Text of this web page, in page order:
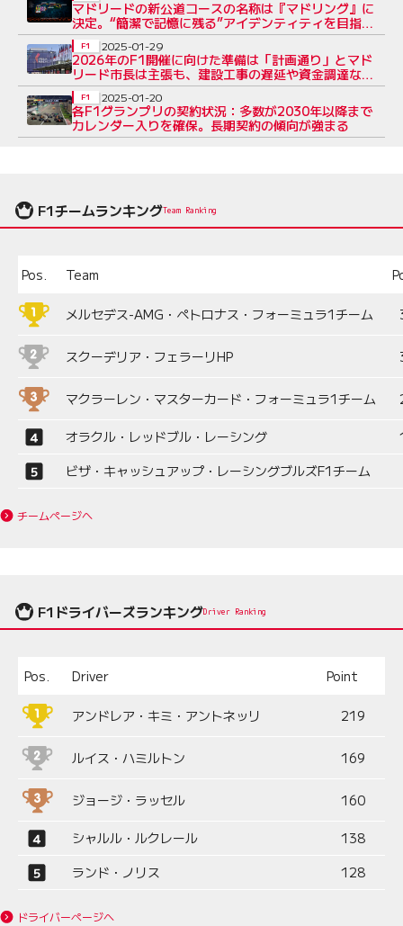
マドリードの新公道コースの名称は『マドリング』に
決定。“簡潔で記憶に残る”アイデンティティを目指し
て命名
2026年のF1開催に向けた準備は「計画通り」とマド
リード市長は主張も、建設工事の遅延や資金調達など
の問題が生じる
F1 2025-01-29
各F1グランプリの契約状況：多数が2030年以降まで
カレンダー入りを確保。長期契約の傾向が強まる
F1 2025-01-20
F1チームランキングTeam Ranking
Pos. Team
メルセデス-AMG・ペトロナス・フォーミュラ1チーム
スクーデリア・フェラーリHP
マクラーレン・マスターカード・フォーミュラ1チーム
オラクル・レッドブル・レーシング
ビザ・キャッシュアップ・レーシングブルズF1チーム
チームページへ
F1ドライバーズランキングDriver Ranking
Pos. Driver Point
アンドレア・キミ・アントネッリ 219
ルイス・ハミルトン 169
ジョージ・ラッセル 160
シャルル・ルクレール
138
ランド・ノリス
128
ドライバーページへ